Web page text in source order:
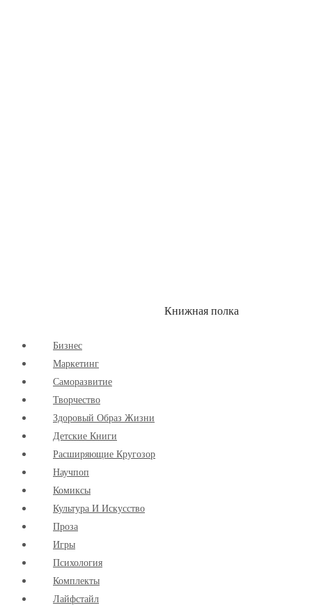
Книжная полка
Бизнес
Маркетинг
Cаморазвитие
Творчество
Здоровый Образ Жизни
Детские Книги
Расширяющие Кругозор
Научпоп
Комиксы
Культура И Искусство
Проза
Игры
Психология
Комплекты
Лайфстайл